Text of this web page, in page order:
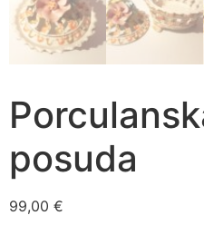
posuda
99,00 €